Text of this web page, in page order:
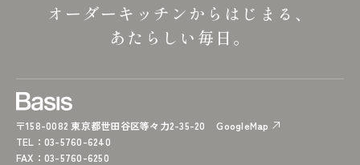
オーダーキッチンからはじまる、
あたらしい毎日。
〒158-0082 東京都世田谷区等々力2-35-20
GoogleMap
TEL ：03-5760-6240
FAX ：03-5760-6250